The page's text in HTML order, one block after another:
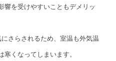
響を受けやすいこともデメリッ
さらされるため、室温も外気温
くなってしまいます。